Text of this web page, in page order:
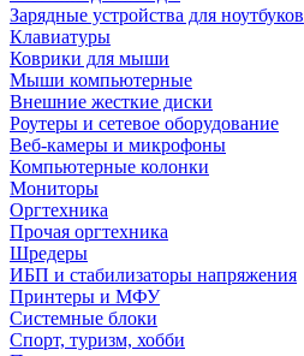
Зарядные устройства для ноутбуков
Клавиатуры
Коврики для мыши
Мыши компьютерные
Внешние жесткие диски
Роутеры и сетевое оборудование
Веб-камеры и микрофоны
Компьютерные колонки
Мониторы
Оргтехника
Прочая оргтехника
Шредеры
ИБП и стабилизаторы напряжения
Принтеры и МФУ
Системные блоки
Спорт, туризм, хобби